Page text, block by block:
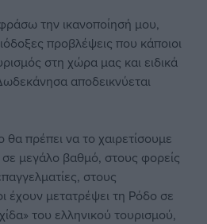
την ικανοποίησή μου,
προβλέψεις που κάποιοι
στη χώρα μας και ειδικά
αποδεικνύεται
θα πρέπει να το χαιρετίσουμε
μεγάλο βαθμό, στους φορείς
στους
έχουν μετατρέψει τη Ρόδο σε
του ελληνικού τουρισμού,